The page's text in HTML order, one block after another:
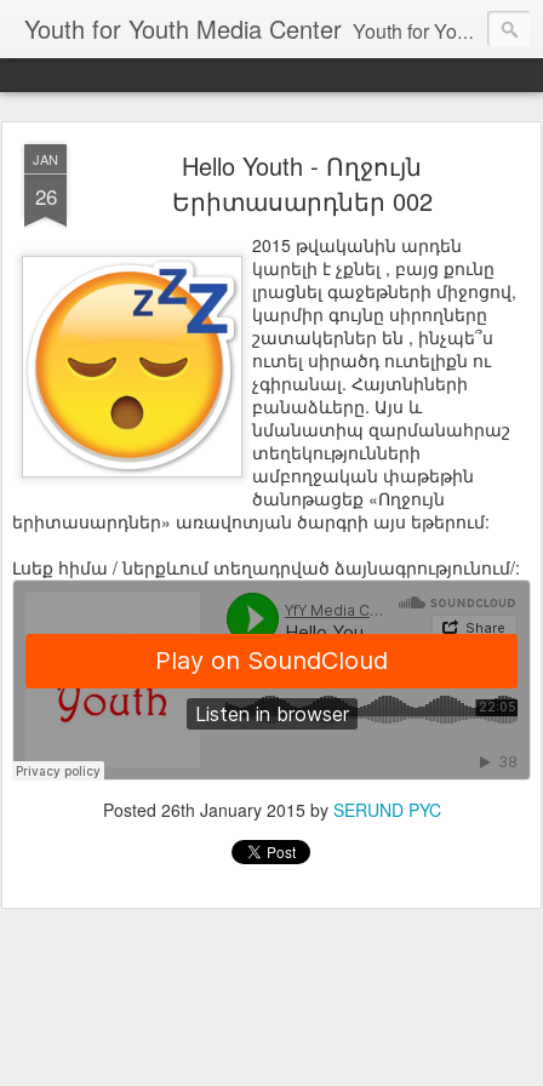
Youth for Youth Media Center Youth for Youth Media Center is Youth Media Platform which include internet Radio and TV to make youth voice achievable!
JAN
26
Hello Youth - Ողջույն
Երիտասարդներ 002
2015 թվականին արդեն
կարելի է չքնել , բայց քունը
լրացնել գաջեթների միջոցով,
կարմիր գույնը սիրողները
շատակերներ են , ինչպե՞ս
ուտել սիրածդ ուտելիքն ու
չգիրանալ. Հայտնիների
բանաձևերը. Այս և
նմանատիպ զարմանահրաշ
տեղեկությունների
ամբողջական փաթեթին
ծանոթացեք «Ողջույն
երիտասարդներ» առավոտյան ծարգրի այս եթերում:
Լսեք հիմա / ներքևում տեղադրված ձայնագրությունում/:
Posted 26th January 2015by SERUND PYC